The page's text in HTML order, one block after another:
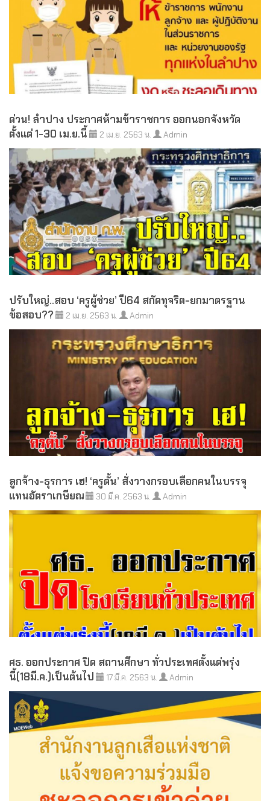
ด่วน! ลำปาง ประกาศห้ามข้าราชการ ออกนอกจังหวัด
ตั้งแต่ 1-30 เม.ย.นี้
2 เม.ย. 2563 น. Admin
ปรับใหญ่..สอบ ‘ครูผู้ช่วย’ ปี64 สกัดทุจริต-ยกมาตรฐาน
ข้อสอบ??
2 เม.ย. 2563 น. Admin
ลูกจ้าง-ธุรการ เฮ! ‘ครูตั้น’ สั่งวางกรอบเลือกคนในบรรจุ
แทนอัตราเกษียณ
30 มี.ค. 2563 น. Admin
ศธ. ออกประกาศ ปิด สถานศึกษา ทั่วประเทศตั้งแต่พรุ่ง
นี้(18มี.ค.)เป็นต้นไป
17 มี.ค. 2563 น. Admin